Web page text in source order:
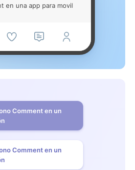
en una app para movil
Comment en un
Comment en un